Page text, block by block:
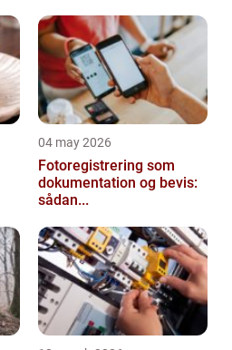
04 may 2026
Fotoregistrering som
dokumentation og bevis:
sådan...